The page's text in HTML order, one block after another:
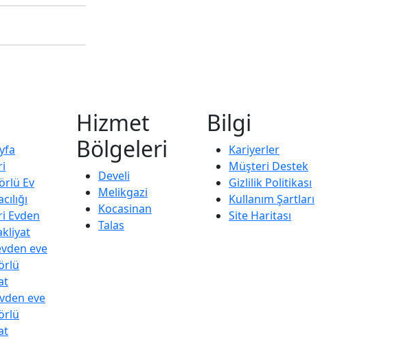
Ev
Evden
eve
eve
Hizmet
Bölgeleri
Develi
Melikgazi
Kocasinan
Talas
Bilgi
Kariyerler
Müşteri Destek
Gizlilik Politikası
Kullanım Şartları
Site Haritası